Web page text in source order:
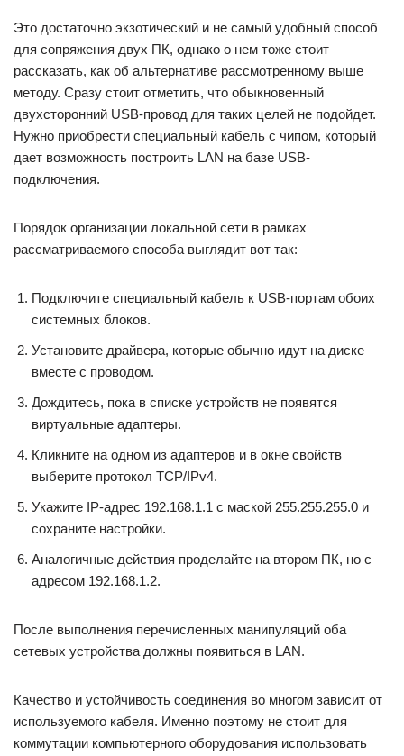
Это достаточно экзотический и не самый удобный способ
для сопряжения двух ПК, однако о нем тоже стоит
рассказать, как об альтернативе рассмотренному выше
методу. Сразу стоит отметить, что обыкновенный
двухсторонний USB-провод для таких целей не подойдет.
Нужно приобрести специальный кабель с чипом, который
дает возможность построить LAN на базе USB-
подключения.
Порядок организации локальной сети в рамках
рассматриваемого способа выглядит вот так:
Подключите специальный кабель к USB-портам обоих
системных блоков.
Установите драйвера, которые обычно идут на диске
вместе с проводом.
Дождитесь, пока в списке устройств не появятся
виртуальные адаптеры.
Кликните на одном из адаптеров и в окне свойств
выберите протокол TCP/IPv4.
Укажите IP-адрес 192.168.1.1 с маской 255.255.255.0 и
сохраните настройки.
Аналогичные действия проделайте на втором ПК, но с
адресом 192.168.1.2.
После выполнения перечисленных манипуляций оба
сетевых устройства должны появиться в LAN.
Качество и устойчивость соединения во многом зависит от
используемого кабеля. Именно поэтому не стоит для
коммутации компьютерного оборудования использовать